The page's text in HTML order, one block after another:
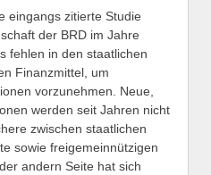
eingangs zitierte Studie
der BRD im Jahre
fehlen in den staatlichen
Finanzmittel, um
vorzunehmen. Neue,
werden seit Jahren nicht
zwischen staatlichen
sowie freigemeinnützigen
andern Seite hat sich